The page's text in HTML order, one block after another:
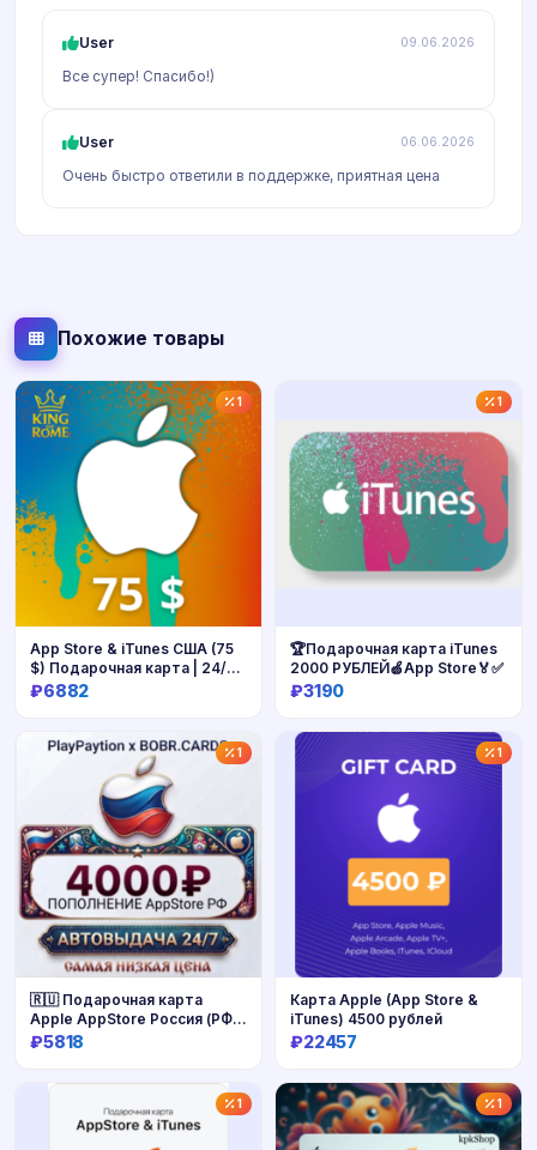
User 09.06.2026
Все супер! Спасибо!)
User 06.06.2026
Очень быстро ответили в поддержке, приятная цена
Похожие товары
1
Купить
App Store & iTunes США (75
$) Подарочная карта | 24/7
Автодоставка
₽6882
1
🏆Подарочная карта iTunes
2000 РУБЛЕЙ🍏App Store🏅✅
₽3190
1
🇷🇺 Подарочная карта
Apple AppStore Россия (РФ
рубли) 4000 RUB
₽5818
1
Купить
Карта Apple (App Store &
iTunes) 4500 рублей
₽22457
1 1